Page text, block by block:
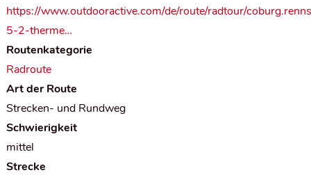
https://www.outdooractive.com/de/route/radtour/
5-2-therme…
Routenkategorie
Radroute
Art der Route
Strecken- und Rundweg
Schwierigkeit
mittel
Strecke